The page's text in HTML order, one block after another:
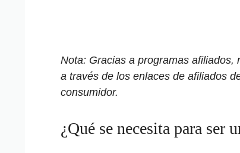
Nota: Gracias a programas
a través de los enlaces de afiliados
consumidor.
¿Qué se necesita para ser